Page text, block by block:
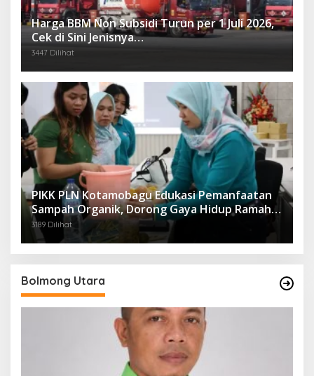
Harga BBM Non Subsidi Turun per 1 Juli 2026,
Cek di Sini Jenisnya…
3447 Dilihat
PIKK PLN Kotamobagu Edukasi Pemanfaatan
Sampah Organik, Dorong Gaya Hidup Ramah
Lingkungan
3189 Dilihat
Bolmong Utara